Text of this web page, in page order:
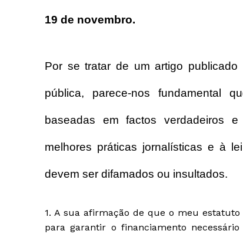
19 de novembro.
Por se tratar de um artigo
pública, parece-nos fundamental
baseadas em factos verdadeiros
melhores práticas jornalísticas e à
devem ser difamados ou insultados.
1. A sua afirmação de que o meu
para garantir o financiamento